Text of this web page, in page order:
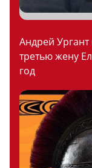
Андрей
третью жену
год